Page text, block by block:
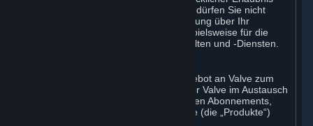
von Valve gestattet ist. Darüber hinaus dürfen Sie nicht
zulassen, dass andere diese Vereinbarung über Ihr
Benutzerkonto verletzen. Dies gilt beispielsweise für die
kommerzielle Nutzung von Steam-Inhalten und -Diensten.
Ihre Bestellung über Steam ist ein Angebot an Valve zum
Abschluss einer Vereinbarung, nach der Valve im Austausch
für den angegebenen Preis die bestellten Abonnements,
Inhalte und Dienste und/oder Hardware (die „Produkte“)